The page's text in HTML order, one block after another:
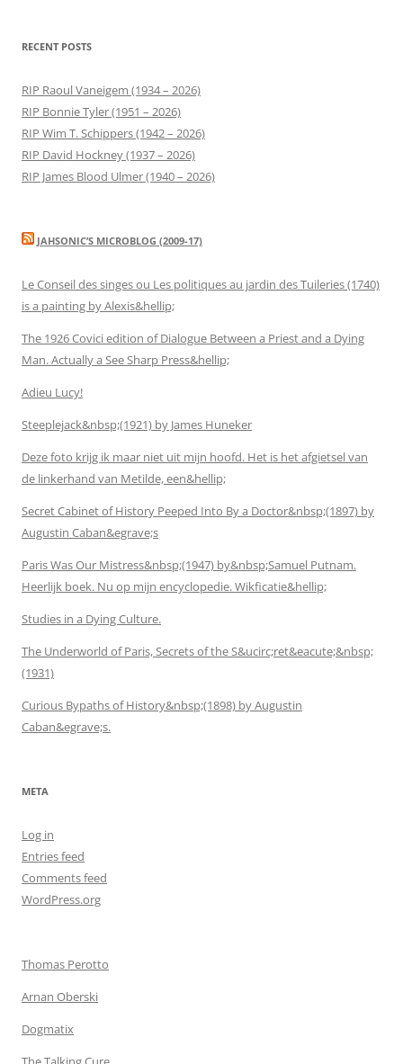
RECENT POSTS
RIP Raoul Vaneigem (1934 – 2026)
RIP Bonnie Tyler (1951 – 2026)
RIP Wim T. Schippers (1942 – 2026)
RIP David Hockney (1937 – 2026)
RIP James Blood Ulmer (1940 – 2026)
JAHSONIC’S MICROBLOG (2009-17)
Le Conseil des singes ou Les politiques au jardin des Tuileries (1740)
is a painting by Alexis&hellip;
The 1926 Covici edition of Dialogue Between a Priest and a Dying
Man. Actually a See Sharp Press&hellip;
Adieu Lucy!
Steeplejack&nbsp;(1921) by James Huneker
Deze foto krijg ik maar niet uit mijn hoofd. Het is het afgietsel van
de linkerhand van Metilde, een&hellip;
Secret Cabinet of History Peeped Into By a Doctor&nbsp;(1897) by
Augustin Caban&egrave;s
Paris Was Our Mistress&nbsp;(1947) by&nbsp;Samuel Putnam.
Heerlijk boek. Nu op mijn encyclopedie. Wikficatie&hellip;
Studies in a Dying Culture.
The Underworld of Paris, Secrets of the S&ucirc;ret&eacute;&nbsp;
(1931)
Curious Bypaths of History&nbsp;(1898) by Augustin
Caban&egrave;s.
META
Log in
Entries feed
Comments feed
WordPress.org
Thomas Perotto
Arnan Oberski
Dogmatix